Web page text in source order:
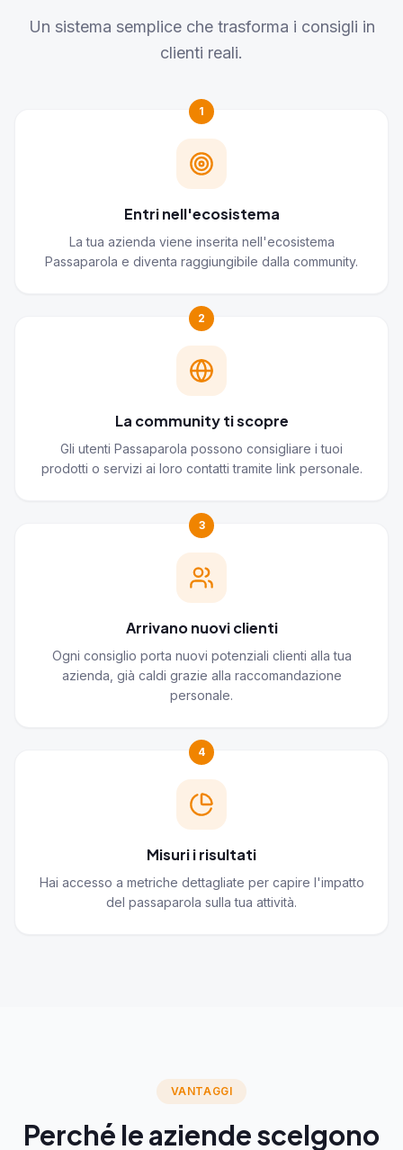
Un sistema semplice che trasforma i consigli in
clienti reali.
1
Entri nell'ecosistema
La tua azienda viene inserita nell'ecosistema
Passaparola e diventa raggiungibile dalla community.
2
La community ti scopre
Gli utenti Passaparola possono consigliare i tuoi
prodotti o servizi ai loro contatti tramite link personale.
3
Arrivano nuovi clienti
Ogni consiglio porta nuovi potenziali clienti alla tua
azienda, già caldi grazie alla raccomandazione
personale.
4
Misuri i risultati
Hai accesso a metriche dettagliate per capire l'impatto
del passaparola sulla tua attività.
VANTAGGI
Perché le aziende scelgono